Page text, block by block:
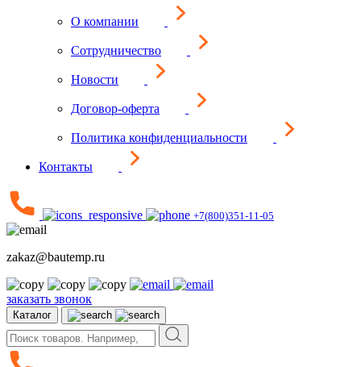
О компании
Сотрудничество
Новости
Договор-оферта
Политика конфиденциальности
Контакты
+7(800)351-11-05
zakaz@bautemp.ru
заказать звонок
Каталог